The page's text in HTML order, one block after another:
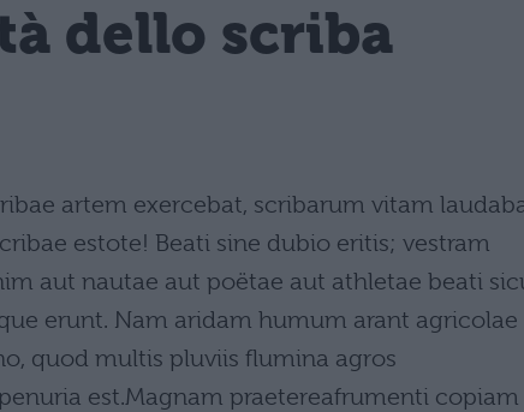
dello scriba
artem exercebat, scribarum vitam
estote! Beati sine dubio eritis; vestram
aut nautae aut poëtae aut athletae beati
erunt. Nam aridam humum arant agricolae
quod multis pluviis flumina agros
est.Magnam praetereafrumenti copiam